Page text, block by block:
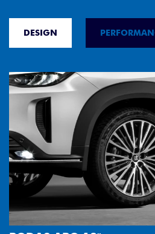
DESIGN
FAROL FULL LED
Tecnologia dos faróis